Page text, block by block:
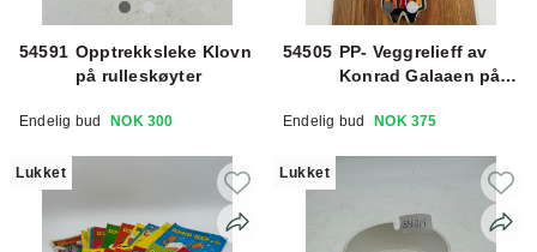
54591 Opptrekksleke Klovn
på rulleskøyter
Endelig bud NOK 300
54505 PP- Veggrelieff av
Konrad Galaaen på
Endelig bud NOK 375
Lukket Lukket